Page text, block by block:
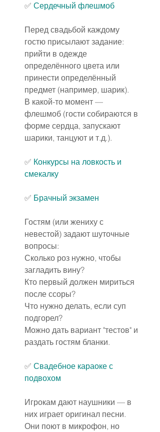
✅ Сердечный флешмоб
Перед свадьбой каждому
гостю присылают задание:
прийти в одежде
определённого цвета или
принести определённый
предмет (например, шарик).
В какой-то момент —
флешмоб (гости собираются в
форме сердца, запускают
шарики, танцуют и т.д.).
✅ Конкурсы на ловкость и
смекалку
✅ Брачный экзамен
Гостям (или жениху с
невестой) задают шуточные
вопросы:
Сколько роз нужно, чтобы
загладить вину?
Кто первый должен мириться
после ссоры?
Что нужно делать, если суп
подгорел?
Можно дать вариант "тестов" и
раздать гостям бланки.
✅ Свадебное караоке с
подвохом
Игрокам дают наушники — в
них играет оригинал песни.
Они поют в микрофон, но